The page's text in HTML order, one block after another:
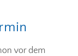
vor dem